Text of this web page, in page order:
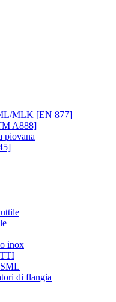
MLK [EN 877]
A888]
piovana
inox
di flangia